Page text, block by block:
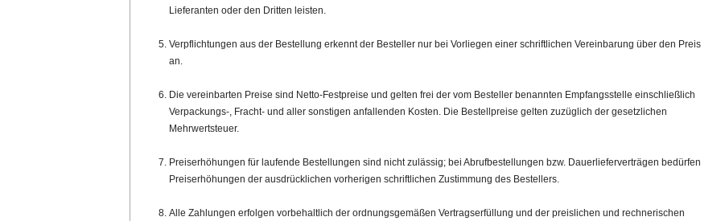
Lieferanten oder den Dritten leisten.
Verpflichtungen aus der Bestellung erkennt der Besteller nur bei Vorliegen einer schriftlichen Vereinbarung über den Preis
an.
Die vereinbarten Preise sind Netto-Festpreise und gelten frei der vom Besteller benannten Empfangsstelle einschließlich
Verpackungs-, Fracht- und aller sonstigen anfallenden Kosten. Die Bestellpreise gelten zuzüglich der gesetzlichen
Mehrwertsteuer.
Preiserhöhungen für laufende Bestellungen sind nicht zulässig; bei Abrufbestellungen bzw. Dauerlieferverträgen bedürfen
Preiserhöhungen der ausdrücklichen vorherigen schriftlichen Zustimmung des Bestellers.
Alle Zahlungen erfolgen vorbehaltlich der ordnungsgemäßen Vertragserfüllung und der preislichen und rechnerischen